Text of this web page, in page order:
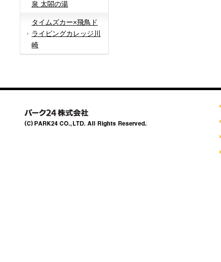
泉 太閤の湯
タイムズカー×飛鳥ド
ライビングカレッジ川
崎